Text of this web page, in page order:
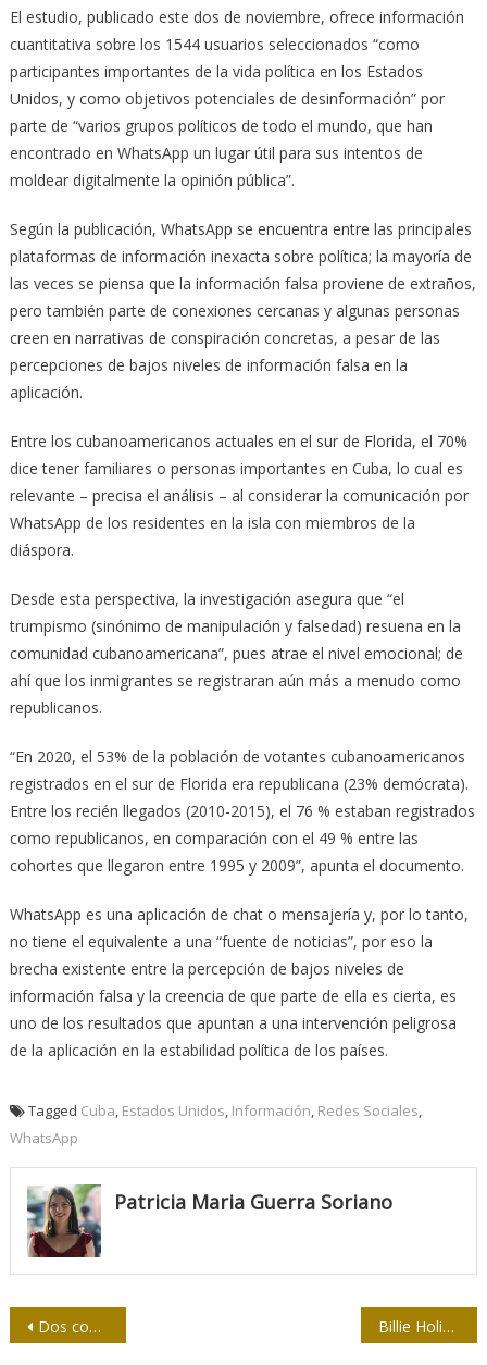
El estudio, publicado este dos de noviembre, ofrece información
cuantitativa sobre los 1544 usuarios seleccionados “como
participantes importantes de la vida política en los Estados
Unidos, y como objetivos potenciales de desinformación” por
parte de “varios grupos políticos de todo el mundo, que han
encontrado en WhatsApp un lugar útil para sus intentos de
moldear digitalmente la opinión pública”.
Según la publicación, WhatsApp se encuentra entre las principales
plataformas de información inexacta sobre política; la mayoría de
las veces se piensa que la información falsa proviene de extraños,
pero también parte de conexiones cercanas y algunas personas
creen en narrativas de conspiración concretas, a pesar de las
percepciones de bajos niveles de información falsa en la
aplicación.
Entre los cubanoamericanos actuales en el sur de Florida, el 70%
dice tener familiares o personas importantes en Cuba, lo cual es
relevante – precisa el análisis – al considerar la comunicación por
WhatsApp de los residentes en la isla con miembros de la
diáspora.
Desde esta perspectiva, la investigación asegura que “el
trumpismo (sinónimo de manipulación y falsedad) resuena en la
comunidad cubanoamericana”, pues atrae el nivel emocional; de
ahí que los inmigrantes se registraran aún más a menudo como
republicanos.
“En 2020, el 53% de la población de votantes cubanoamericanos
registrados en el sur de Florida era republicana (23% demócrata).
Entre los recién llegados (2010-2015), el 76 % estaban registrados
como republicanos, en comparación con el 49 % entre las
cohortes que llegaron entre 1995 y 2009”, apunta el documento.
WhatsApp es una aplicación de chat o mensajería y, por lo tanto,
no tiene el equivalente a una “fuente de noticias”, por eso la
brecha existente entre la percepción de bajos niveles de
información falsa y la creencia de que parte de ella es cierta, es
uno de los resultados que apuntan a una intervención peligrosa
de la aplicación en la estabilidad política de los países.
Tagged Cuba Estados Unidos Información Redes Sociales
WhatsApp
Patricia Maria Guerra Soriano
Navegación
Dos congresos de la UPEC en un mismo Mayabeque Billie Holiday y los torcidos frutos del racismo